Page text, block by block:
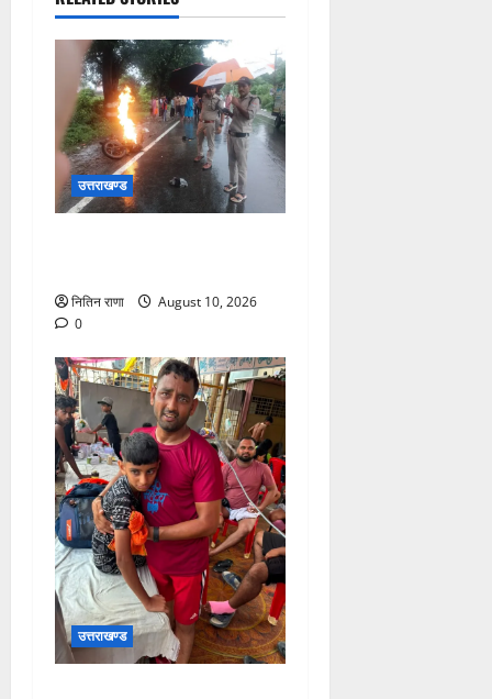
उत्तराखण्ड
नितिन राणा
August 10, 2026
0
उत्तराखण्ड